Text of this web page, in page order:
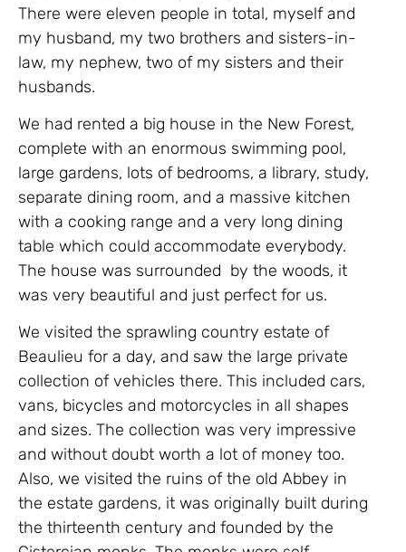
There were eleven people in total, myself and
my husband, my two brothers and sisters-in-
law, my nephew, two of my sisters and their
husbands.
We had rented a big house in the New Forest,
complete with an enormous swimming pool,
large gardens, lots of bedrooms, a library, study,
separate dining room, and a massive kitchen
with a cooking range and a very long dining
table which could accommodate everybody.
The house was surrounded by the woods, it
was very beautiful and just perfect for us.
We visited the sprawling country estate of
Beaulieu for a day, and saw the large private
collection of vehicles there. This included cars,
vans, bicycles and motorcycles in all shapes
and sizes. The collection was very impressive
and without doubt worth a lot of money too.
Also, we visited the ruins of the old Abbey in
the estate gardens, it was originally built during
the thirteenth century and founded by the